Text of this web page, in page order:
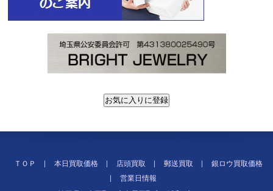
ＴＯＰ 本日買取価格 店頭買取 郵送買取
銀ロウ買取価格
営業日情報